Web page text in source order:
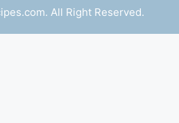
All Right Reserved.